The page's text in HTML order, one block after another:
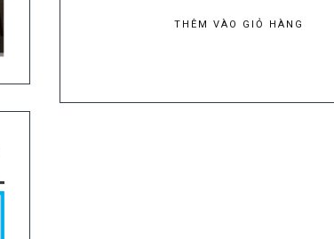
THÊM VÀO GIỎ HÀNG